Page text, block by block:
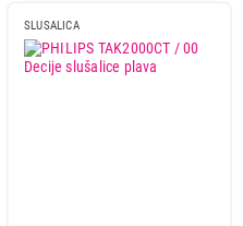
SLUSALICA
A plave